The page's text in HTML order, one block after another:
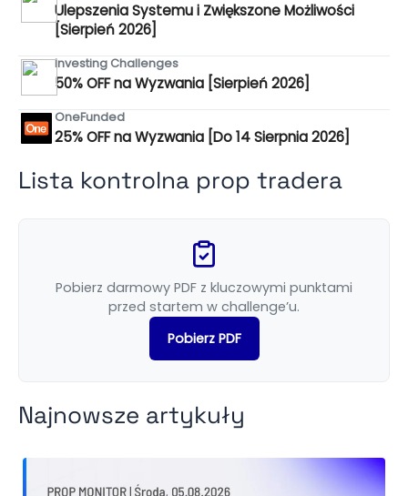
Ulepszenia Systemu i Zwiększone Możliwości
[Sierpień 2026]
Investing Challenges
50% OFF na Wyzwania [Sierpień 2026]
OneFunded
25% OFF na Wyzwania [Do 14 Sierpnia 2026]
Lista kontrolna prop tradera
Pobierz darmowy PDF z kluczowymi punktami
przed startem w challenge’u.
Pobierz PDF
Najnowsze artykuły